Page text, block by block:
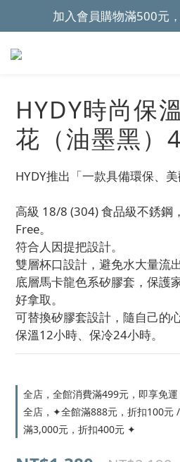
~全館滿499
加入會員購物滿500元
~全館滿499
HYDY時尚保
花（油墨黑）
HYDY推出「一款具備環保、
高級 18/8 (304) 食品級不銹鋼
Free。
符合人因提把設計。
雙層杯口設計，避免水大量流出
底層馬卡龍色系矽膠套，保護
好拿取。
可替換矽膠套設計，隨自己的
保溫12小時、保冷24小時。
全店，全館消費滿499元，即享免運
全店，✦全館滿888元，折扣100元
滿3,000元，折扣400元 ✦